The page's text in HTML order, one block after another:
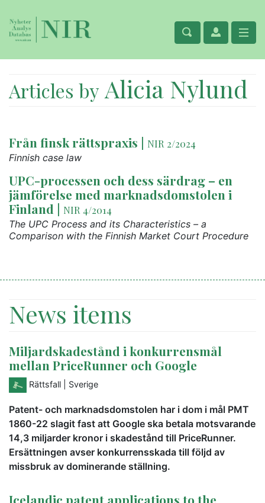
Articles by Alicia Nylund
Från finsk rättspraxis | NIR 2/2024
Finnish case law
UPC-processen och dess särdrag – en
jämförelse med marknadsdomstolen i
Finland | NIR 4/2014
The UPC Process and its Characteristics – a
Comparison with the Finnish Market Court Procedure
News items
Miljardskadestånd i konkurrensmål
mellan PriceRunner och Google
Rättsfall | Sverige
Patent- och marknadsdomstolen har i dom i mål PMT
1860-22 slagit fast att Google ska betala motsvarande
14,3 miljarder kronor i skadestånd till PriceRunner.
Ersättningen avser konkurrensskada till följd av
missbruk av dominerande ställning.
Icelandic patent applications to the